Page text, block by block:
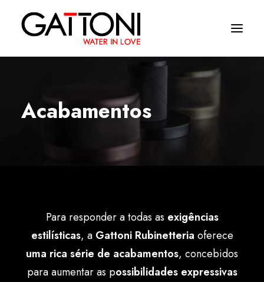
Ambientes
Onde comprar
Contactos
Português
Acabamentos
Para responder a todas as exigências
estilísticas, a Gattoni Rubinetteria oferece
uma rica série de acabamentos, concebidos
para aumentar as possibilidades expressivas